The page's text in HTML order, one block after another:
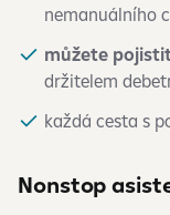
nemanuálního
můžete
držitelem
každá cesta s
Nonstop